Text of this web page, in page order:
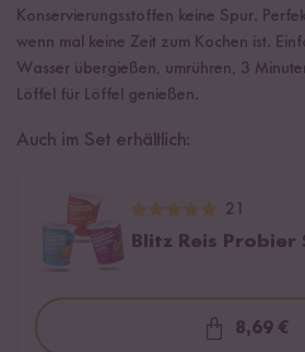
Konservierungsstoffen keine Spur.
wenn mal keine Zeit zum Kochen ist.
Wasser übergießen, umrühren, 3
Löffel für Löffel genießen.
Auch im Set erhältlich:
21
Blitz Reis Probier
8,69 €